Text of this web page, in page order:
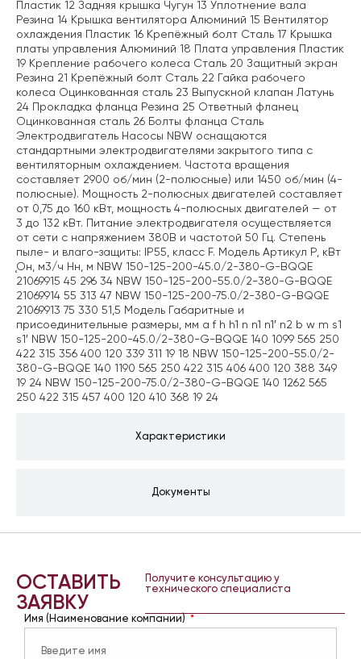
Характеристики
Документы
Пластик 12 Задняя крышка Чугун 13 Уплотнение вала
Резина 14 Крышка вентилятора Алюминий 15 Вентилятор
охлаждения Пластик 16 Крепёжный болт Сталь 17 Крышка
платы управления Алюминий 18 Плата управления Пластик
19 Крепление рабочего колеса Сталь 20 Защитный экран
Резина 21 Крепёжный болт Сталь 22 Гайка рабочего
колеса Оцинкованная сталь 23 Выпускной клапан Латунь
24 Прокладка фланца Резина 25 Ответный фланец
Оцинкованная сталь 26 Болты фланца Сталь
Электродвигатель Насосы NBW оснащаются
стандартными электродвигателями закрытого типа с
вентиляторным охлаждением. Частота вращения
составляет 2900 об/мин (2-полюсные) или 1450 об/мин (4-
полюсные). Мощность 2-полюсных двигателей составляет
от 0,75 до 160 кВт, мощность 4-полюсных двигателей — от
3 до 132 кВт. Питание электродвигателя осуществляется
от сети с напряжением 380В и частотой 50 Гц. Степень
пыле- и влаго-защиты: IP55, класс F. Модель Артикул P, кВт
Ǫн, м3/ч Hн, м NBW 150-125-200-45.0/2-380-G-BQQE
21069915 45 296 34 NBW 150-125-200-55.0/2-380-G-BQQE
21069914 55 313 47 NBW 150-125-200-75.0/2-380-G-BQQE
21069913 75 330 51,5 Модель Габаритные и
присоединительные размеры, мм a f h h1 n n1 n1′ n2 b w m s1
s1′ NBW 150-125-200-45.0/2-380-G-BQQE 140 1099 565 250
422 315 356 400 120 339 311 19 18 NBW 150-125-200-55.0/2-
380-G-BQQE 140 1190 565 250 422 315 406 400 120 388 349
19 24 NBW 150-125-200-75.0/2-380-G-BQQE 140 1262 565
250 422 315 457 400 120 410 368 19 24
ОСТАВИТЬ
ЗАЯВКУ
Получите консультацию у
технического специалиста
Имя (Наименование компании)